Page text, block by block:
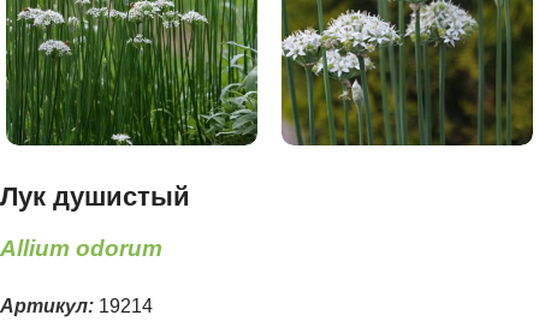
Лук душистый
Allium odorum
Артикул: 19214